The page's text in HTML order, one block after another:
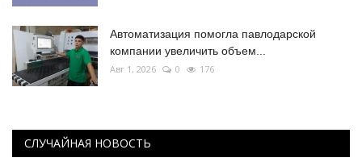
Автоматизация помогла павлодарской
компании увеличить объем...
Авг 1, 2026 0 176
СЛУЧАЙНАЯ НОВОСТЬ